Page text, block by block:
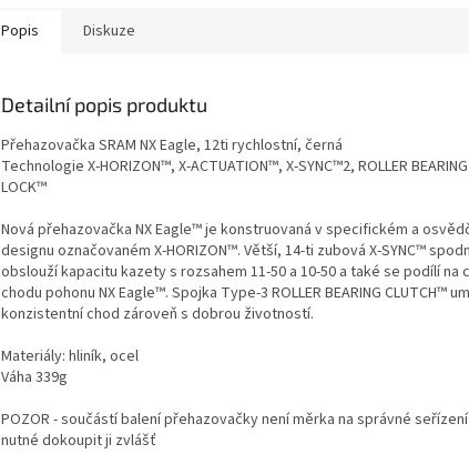
Popis Diskuze
Detailní popis produktu
Přehazovačka SRAM NX Eagle, 12ti rychlostní, černá
Technologie X-HORIZON™, X-ACTUATION™, X-SYNC™2, ROLLER
LOCK™
Nová přehazovačka NX Eagle™ je konstruovaná v specifickém a
designu označovaném X-HORIZON™. Větší, 14-ti zubová X-SYNC™
obslouží kapacitu kazety s rozsahem 11-50 a 10-50 a také se podílí na
chodu pohonu NX Eagle™. Spojka Type-3 ROLLER BEARING CLUTCH™
konzistentní chod zároveň s dobrou životností.
Materiály: hliník, ocel
Váha 339g
POZOR - součástí balení přehazovačky není měrka na správné
nutné dokoupit ji zvlášť